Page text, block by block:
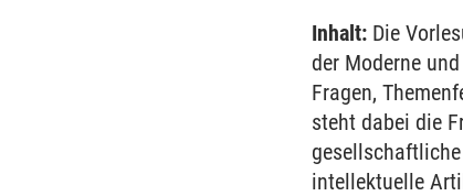
Inhalt: Die
der Moderne
Fragen,
steht dabei die
intellektuelle